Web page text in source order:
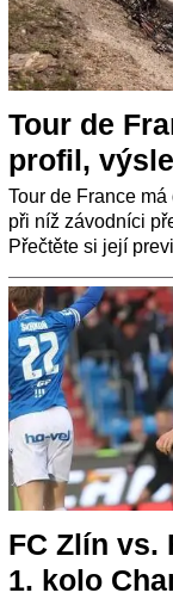
Tour de
profil,
Tour de France
při níž závodníci
Přečtěte si její
FC Zlín vs.
1. kolo